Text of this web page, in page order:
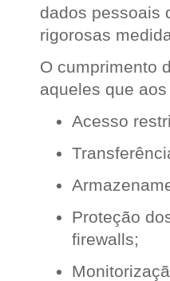
dados pessoais
rigorosas
O cumprimento
aqueles que
Acesso
Proteção
firewalls;